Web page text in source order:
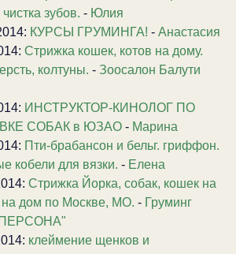
зубов. - Юлия
КУРСЫ ГРУМИНГА! - Анастасия
Стрижка кошек, котов на дому.
колтуны. - Зоосалон Балути
ИНСТРУКТОР-КИНОЛОГ ПО
СОБАК в ЮЗАО - Марина
Пти-брабансон и бельг. гриффон.
кобели для вязки. - Елена
Стрижка Йорка, собак, кошек на
дом по Москве, МО. - Груминг
ПЕРСОНА"
клеймение щенков и